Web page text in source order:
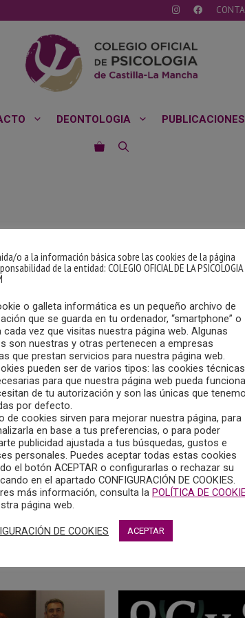
DEONTOLOGIA PUBLICACIONES
DEL
LA PROVINCIA
Orienta-T,
del Cuervo
de un
o a la información básica sobre las cookies de la página
de la entidad: COLEGIO OFICIAL DE LA PSICOLOGIA
o galleta informática es un pequeño archivo de
que se guarda en tu ordenador, “smartphone” o
cada vez que visitas nuestra página web. Algunas
son nuestras y otras pertenecen a empresas
que prestan servicios para nuestra página web.
pueden ser de varios tipos: las cookies técnicas
para que nuestra página web pueda
de tu autorización y son las únicas que
por defecto.
de cookies sirven para mejorar nuestra página, para
en base a tus preferencias, o para poder
publicidad ajustada a tus búsquedas, gustos e
personales. Puedes aceptar todas estas cookies
el botón ACEPTAR o configurarlas o rechazar su
en el apartado CONFIGURACIÓN DE COOKIES.
más información, consulta la POLÍTICA DE
página web.
DE COOKIES ACEPTAR